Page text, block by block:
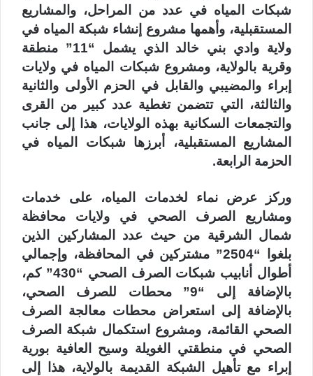
شبكات المياه في عدد من المراحل، والمشاريع
المستقبلية، وأهمها مشروع إنشاء شبكة المياه في
ولاية وادي بني خالد الذي يشمل “11” منطقة
وقرية بالولاية، ومشروع شبكات المياه في ولايات
إبراء والمضيبي والقابل في الحزم الأولى والثانية
والثالثة، التي تتضمن تغطية عدد كبير من القرى
والتجمعات السكانية بهذه الولايات، هذا إلى جانب
المشاريع المستقبلية، أبرزها شبكات المياه في
الحزمة الرابعة.
وركز عرض نماء لخدمات المياه، على خدمات
ومشاريع الصرف الصحي في ولايات محافظة
شمال الشرقية من حيث عدد المشاركين الذين
بلغوا “2504” مشتركين في المحافظة، وإجمالي
أطوال أنابيب شبكات الصرف الصحي “430” كم،
بالإضافة إلى “9” محطات للصرف الصحي،
بالإضافة إلى استعراض محطات معالجة الصرف
الصحي القائمة، ومشروع استكمال شبكة الصرف
الصحي في منطقتي الغويلة وسيح العافية بورية
إبراء مع تأهيل الشبكة القديمة بالولاية، هذا إلى